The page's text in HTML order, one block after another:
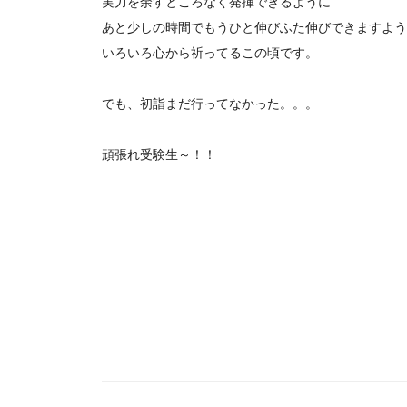
あと少しの時間でもうひと伸びふた伸びできますよ
いろいろ心から祈ってるこの頃です。
でも、初詣まだ行ってなかった。。。
頑張れ受験生～！！